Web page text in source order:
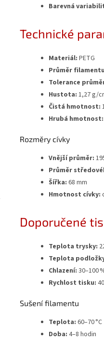
Barevná
Technické
Materiál: PETG
Průměr
Tolerance
Hustota: 1,27 g/
Čistá hmotnost:
Hrubá hmotnost:
Rozměry cívky
Vnější průměr:
Průměr
Šířka: 68 mm
Hmotnost cívky:
Doporučené
Teplota trysky:
Teplota
Chlazení: 30–100
Rychlost tisku:
Sušení filamentu
Teplota: 60–70 °C
Doba: 4–8 hodin